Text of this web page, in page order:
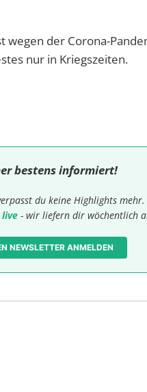
der Corona-
nur in Kriegszeiten.
bestens informiert!
du keine Highlights mehr.
- wir liefern dir wöchentlich
NEWSLETTER ANMELDEN